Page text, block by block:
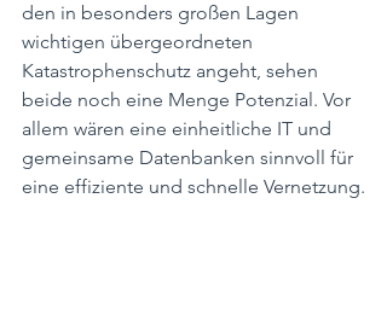
den in besonders großen Lagen
wichtigen übergeordneten
Katastrophenschutz angeht, sehen
beide noch eine Menge Potenzial. Vor
allem wären eine einheitliche IT und
gemeinsame Datenbanken sinnvoll für
eine effiziente und schnelle Vernetzung.